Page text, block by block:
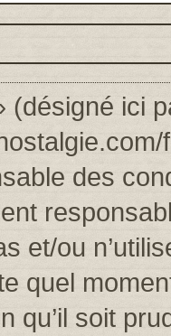
(désigné ici
des
et/ou
quel
qu’il soit